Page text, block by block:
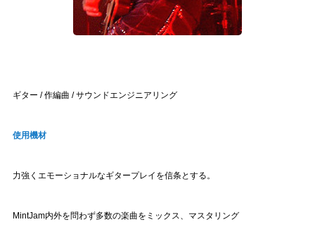
ギター / 作編曲 / サウンドエンジニアリング
使用機材
力強くエモーショナルなギタープレイを信条とする。
MintJam内外を問わず多数の楽曲をミックス、マスタリング